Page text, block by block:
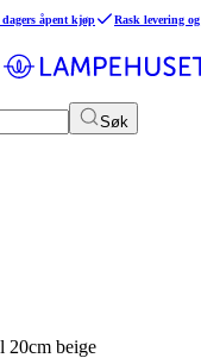
dagers åpent kjøp Rask levering
Søk
20cm beige